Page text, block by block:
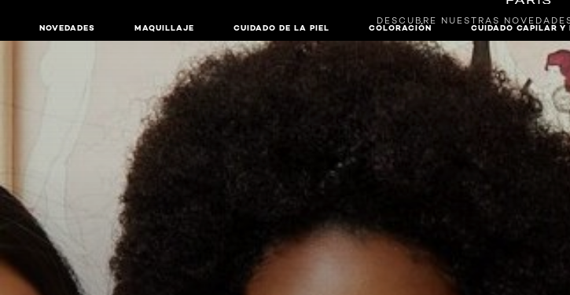
DESCUBRE NUESTRAS
NOVEDADES MAQUILLAJE CUIDADO DE LA PIEL COLORACIÓN CUIDADO CAPILAR Y